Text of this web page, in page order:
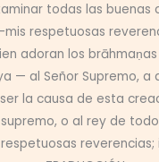
todas las buenas
respetuosas
adoran los
— al Señor Supremo, a
la causa de esta
o al rey de